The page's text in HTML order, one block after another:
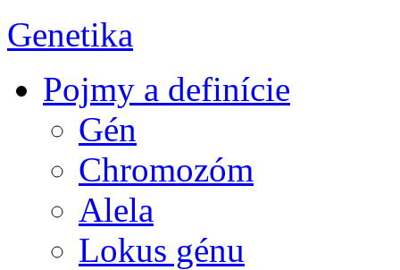
Genetika
Pojmy a definície
Gén
Chromozóm
Alela
Lokus génu